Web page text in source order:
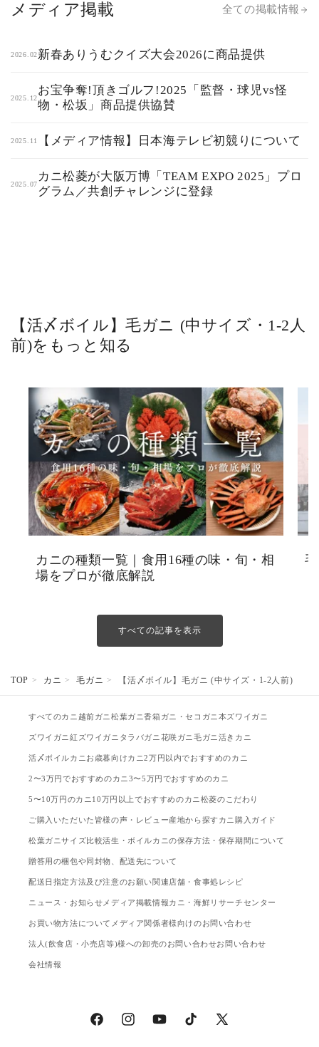
メディア掲載 全ての掲載情報
2026.02新春ありうむクイズ大会2026に商品提供
2025.12
お宝争奪!頂きゴルフ!2025「監督・球児vs怪
物・松坂」商品提供協賛
2025.11 【メディア情報】日本海テレビ初競りについて
2025.07
カニ松菱が大阪万博「TEAM EXPO 2025」プロ
グラム／共創チャレンジに登録
【活〆ボイル】毛ガニ (中サイズ・1-2人
前)をもっと知る
カニの種類一覧｜食用16種の味・旬・相
場をプロが徹底解説
すべての記事を表示
TOP カニ 毛ガニ 【活〆ボイル】毛ガニ (中サイズ・1-2人前)
すべてのカニ 越前ガニ松葉ガニ香箱ガニ・セコガニ 本ズワイガニ
ズワイガニ 紅ズワイガニ タラバガニ 花咲ガニ毛ガニ 活きカニ
活〆ボイルカニ お歳暮向けカニ2万円以内でおすすめのカニ
2〜3万円でおすすめのカニ 3〜5万円でおすすめのカニ
5〜10万円のカニ 10万円以上でおすすめのカニ 松菱のこだわり
ご購入いただいた皆様の声・レビュー産地から探すカニ購入ガイド
松葉ガニサイズ比較活生・ボイルカニの保存方法・保存期間について
贈答用の梱包や同封物、配送先について
配送日指定方法及び注意のお願い関連店舗・食事処レシピ
ニュース・お知らせ メディア掲載情報カニ・海鮮リサーチセンター
お買い物方法について メディア関係者様向けのお問い合わせ
法人(飲食店・小売店等)様への卸売のお問い合わせお問い合わせ
会社情報
FacebookInstagramYouTubeTikTok
X